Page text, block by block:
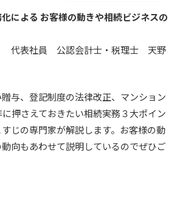
による お客様の動きや相続ビジネスの
代表社員 公認会計士・税理士 天野
与、登記制度の法律改正、マンション
押さえておきたい相続実務３大ポイン
じの専門家が解説します。お客様の動
向もあわせて説明しているのでぜひご